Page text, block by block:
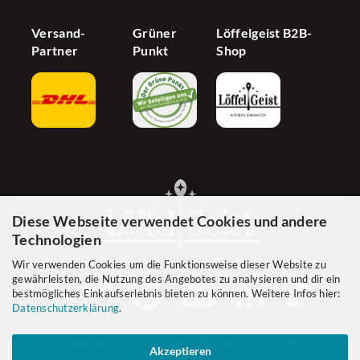
Diese Webseite verwendet Cookies und andere
Technologien
Wir verwenden Cookies um die Funktionsweise dieser Website zu
gewährleisten, die Nutzung des Angebotes zu analysieren und dir ein
bestmögliches Einkaufserlebnis bieten zu können. Weitere Infos hier:
Datenschutzerklärung.
Akzeptieren
Versand-
Partner
Grüner
Punkt
Löffelgeist B2B-
Shop